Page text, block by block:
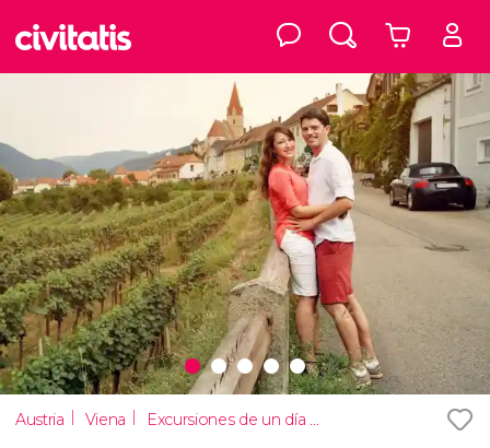
Austria Viena Excursiones de un día desde Viena